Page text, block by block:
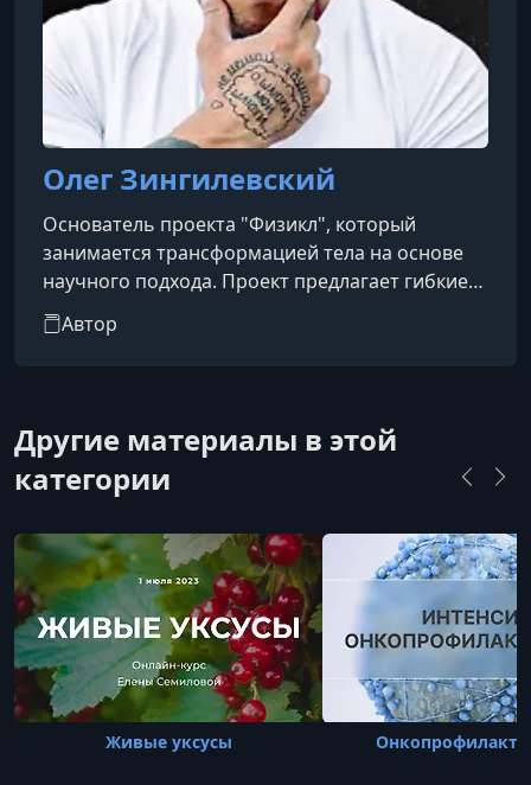
Олег Зингилевский
Основатель проекта "Физикл", который
занимается трансформацией тела на основе
научного подхода. Проект предлагает гибкие
диеты, программы набора мышечной массы,
жиросжигания и рекомпозиции тела, а также
предоставляя материалы в разных форматах
(видео, тексты, аудио) для удобного изучения.
Автор
Другие материалы в этой
категории
Живые уксусы